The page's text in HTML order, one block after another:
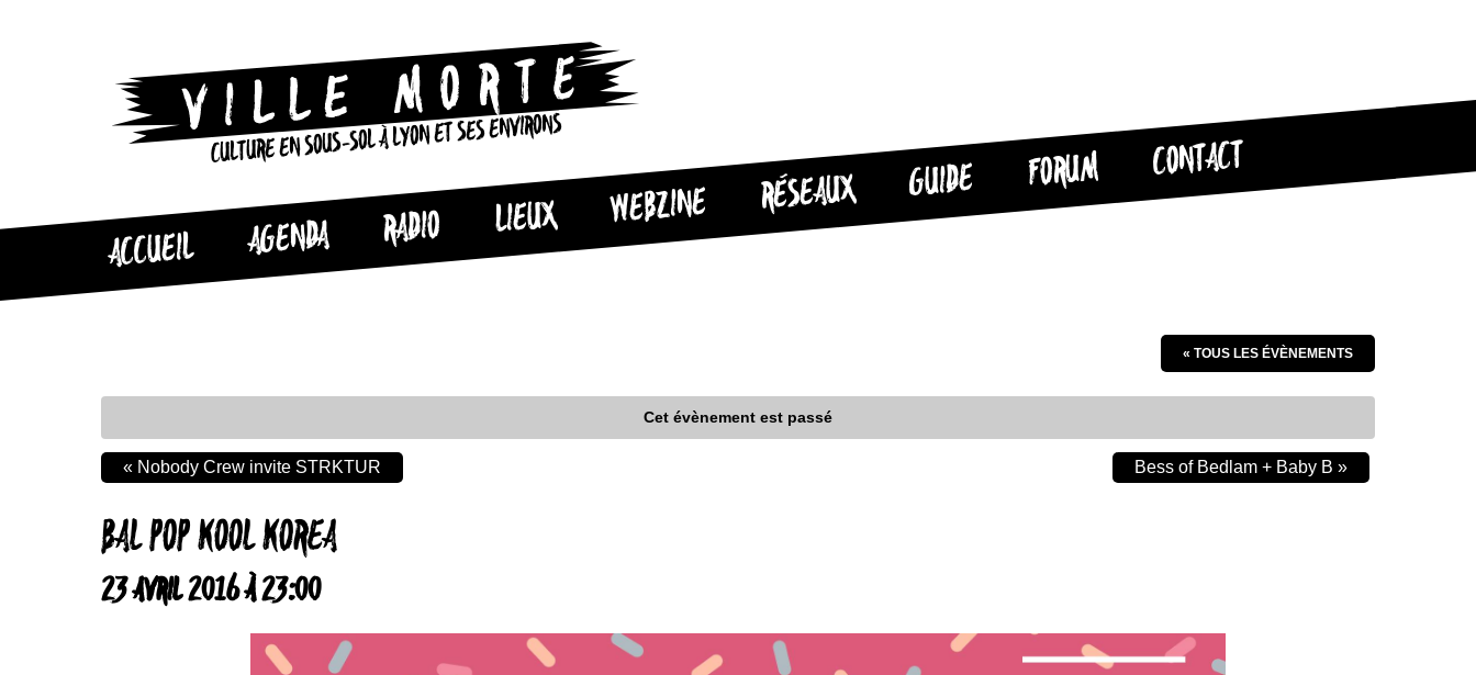
CULTURE EN SOUS-SOL À LYON ET SES ENVIRONS
ACCUEIL AGENDA RADIO LIEUX WEBZINE RÉSEAUX GUIDE FORUM CONTACT
« TOUS LES ÉVÈNEMENTS
Cet évènement est passé
BAL POP KOOL KOREA
23 AVRIL 2016 À 23:00
« Nobody Crew invite STRKTUR Bess of Bedlam + Baby B »